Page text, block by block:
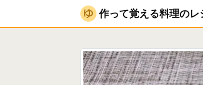
作って覚える料理のレ
作って覚える料理のレシピ 怖くない！